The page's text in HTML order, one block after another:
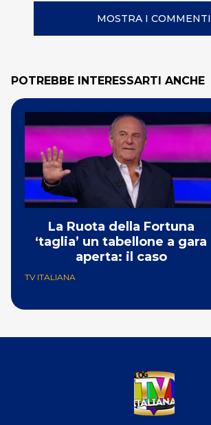
MOSTRA I COMMENTI
POTREBBE INTERESSARTI ANCHE
La Ruota della Fortuna
‘taglia’ un tabellone a gara
aperta: il caso
TV ITALIANA